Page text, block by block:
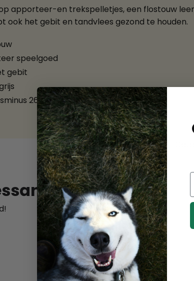
apporteer-en trekspelletjes, een flostouw
ook het gebit en tandvlees gezond te houden.
speelgoed
gebit
26cm
SKU: 5414365066000